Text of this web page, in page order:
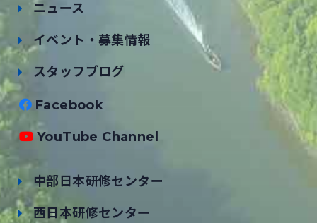
ニュース
イベント・募集情報
スタッフブログ
Facebook
YouTube Channel
中部日本研修センター
西日本研修センター